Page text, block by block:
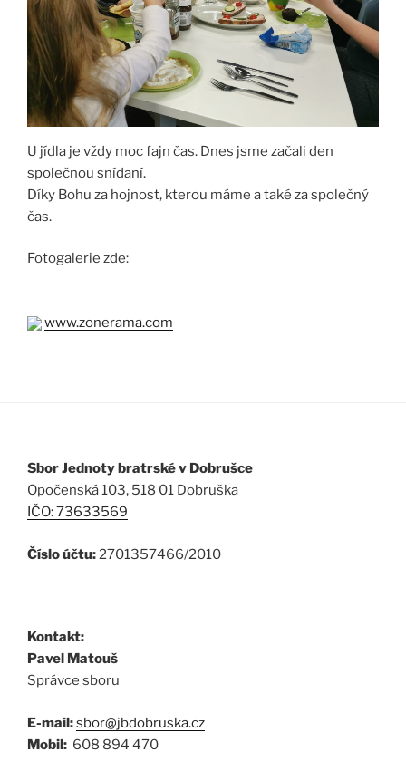
U jídla je vždy moc fajn čas. Dnes jsme začali den
společnou snídaní.
Díky Bohu za hojnost, kterou máme a také za společný
čas.
Fotogalerie zde:
www.zonerama.com
Sbor Jednoty bratrské v Dobrušce
Opočenská 103, 518 01 Dobruška
IČO: 73633569
Číslo účtu: 2701357466/2010
Kontakt:
Pavel Matouš
Správce sboru
E-mail:sbor@jbdobruska.cz
Mobil: 608 894 470